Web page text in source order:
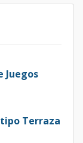
Juegos
Terraza